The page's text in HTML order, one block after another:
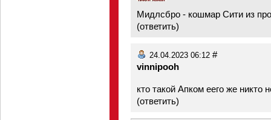
Мидлсбро - кошмар Сити из
(ответить)
24.04.2023 06:12 #
vinnipooh
кто такой Апком еего же никто
(ответить)